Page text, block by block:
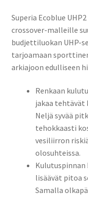
Superia Ecoblue
crossover-malleille
budjettiluokan UHP-
tarjoamaan
arkiajoon edulliseen
Renkaan
jakaa tehtävät
Neljä syvää
tehokkaasti
vesiliirron
olosuhteissa.
Kulutuspinnan
lisäävät pitoa
Samalla